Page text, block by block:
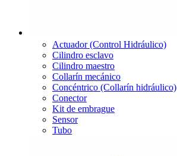
Actuador (Control Hidráulico)
Cilindro esclavo
Cilindro maestro
Collarín mecánico
Concéntrico (Collarín hidráulico)
Conector
Kit de embrague
Sensor
Tubo